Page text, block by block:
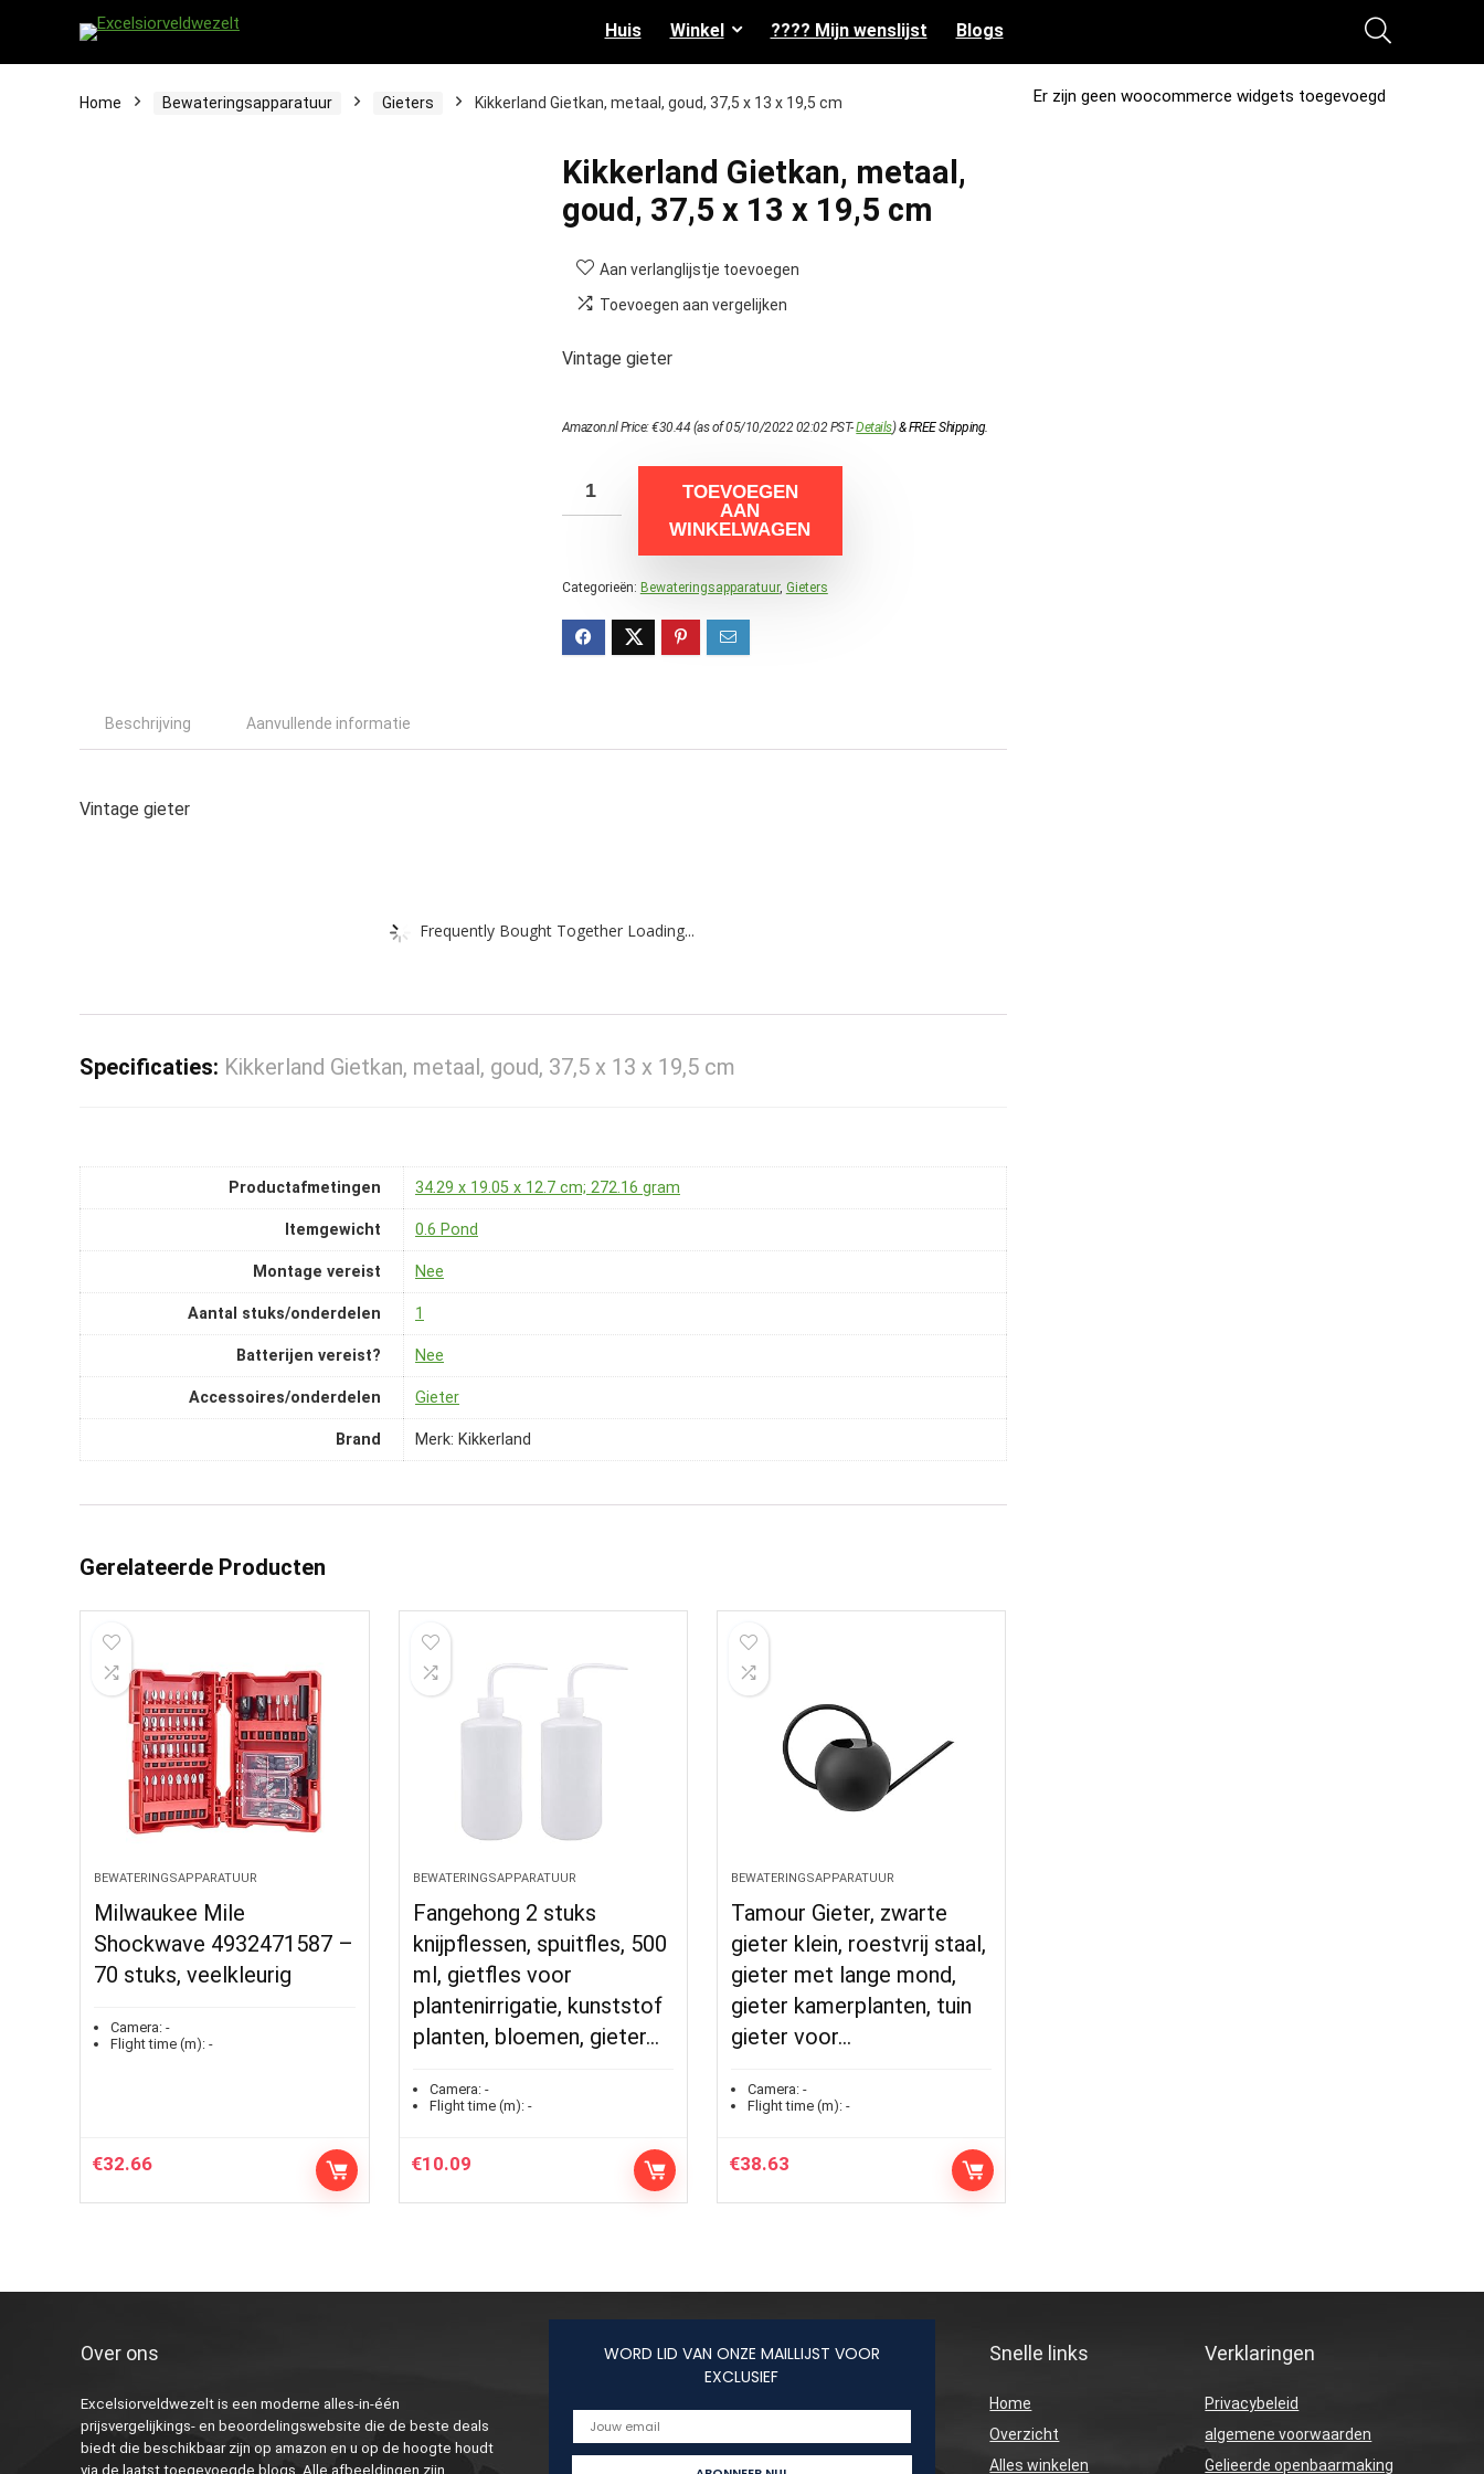
Huis Winkel ???? Mijn wenslijst Blogs
Home Bewateringsapparatuur Gieters Kikkerland Gietkan, metaal, goud, 37,5 x 13 x 19,5 cm
Kikkerland Gietkan, metaal,
goud, 37,5 x 13 x 19,5 cm
Aan verlanglijstje toevoegen
Toevoegen aan vergelijken
Vintage gieter
Amazon.nl Price:€30.44 (as of 05/10/2022 02:02 PST-Details)&FREE Shipping.
TOEVOEGEN
AAN
WINKELWAGEN
Categorieën: Bewateringsapparatuur, Gieters
Beschrijving Aanvullende informatie
Vintage gieter
Frequently Bought Together Loading...
Specificaties: Kikkerland Gietkan, metaal, goud, 37,5 x 13 x 19,5 cm
Productafmetingen ‎34.29 x 19.05 x 12.7 cm; 272.16 gram
Itemgewicht ‎0.6 Pond
Montage vereist ‎Nee
Aantal stuks/onderdelen ‎1
Batterijen vereist? ‎Nee
Accessoires/onderdelen ‎Gieter
Brand Merk: Kikkerland
Gerelateerde Producten
BEWATERINGSAPPARATUUR
Milwaukee Mile
Shockwave 4932471587 –
70 stuks, veelkleurig
Camera: -
Flight time (m): -
€32.66
BEWATERINGSAPPARATUUR
Fangehong 2 stuks
knijpflessen, spuitfles, 500
ml, gietfles voor
plantenirrigatie, kunststof
planten, bloemen, gieter…
Camera:-
Flight time (m):-
€10.09
BEWATERINGSAPPARATUUR
Tamour Gieter, zwarte
gieter klein, roestvrij staal,
gieter met lange mond,
gieter kamerplanten, tuin
gieter voor…
Camera: -
Flight time (m): -
€38.63
Er zijn geen woocommerce widgets toegevoegd
Over ons
Excelsiorveldwezelt is een moderne alles-in-één
prijsvergelijkings- en beoordelingswebsite die de beste deals
biedt die beschikbaar zijn op amazon en u op de hoogte houdt
via de laatst toegevoegde blogs. Alle afbeeldingen zijn
WORD LID VAN ONZE MAILLIJST VOOR
EXCLUSIEF
Snelle links
Home
Overzicht
Alles winkelen
Verklaringen
Privacybeleid
algemene voorwaarden
Gelieerde openbaarmaking